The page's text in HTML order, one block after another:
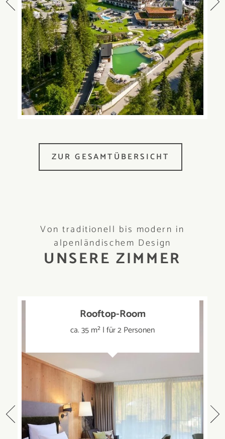
ZUR GESAMTÜBERSICHT
Von traditionell bis modern in
alpenländischem Design
UNSERE ZIMMER
Rooftop-Room
ca. 35 m² | für 2 Personen